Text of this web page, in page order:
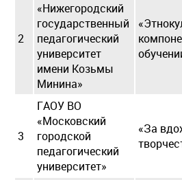
2
«Нижегородский
государственный
педагогический
университет
имени Козьмы
Минина»
3
ГАОУ ВО
«Московский
городской
педагогический
университет»
«За